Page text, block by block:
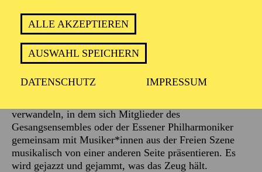
ALLE AKZEPTIEREN
AUSWAHL SPEICHERN
DATENSCHUTZ IMPRESSUM
Beschreibung
unterschiedliche Orte des Aalto-Theaters ein paar Mal
verwandeln, in dem sich Mitglieder des
Gesangsensembles oder der Essener Philharmoniker
gemeinsam mit Musiker*innen aus der Freien Szene
musikalisch von einer anderen Seite präsentieren. Es
wird gejazzt und gejammt, was das Zeug hält.